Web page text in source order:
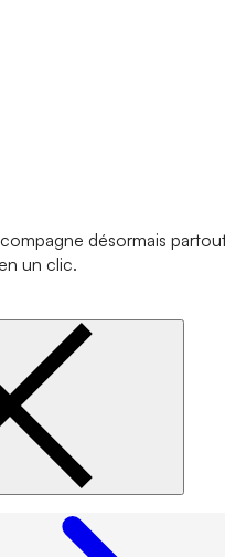
désormais
un clic.